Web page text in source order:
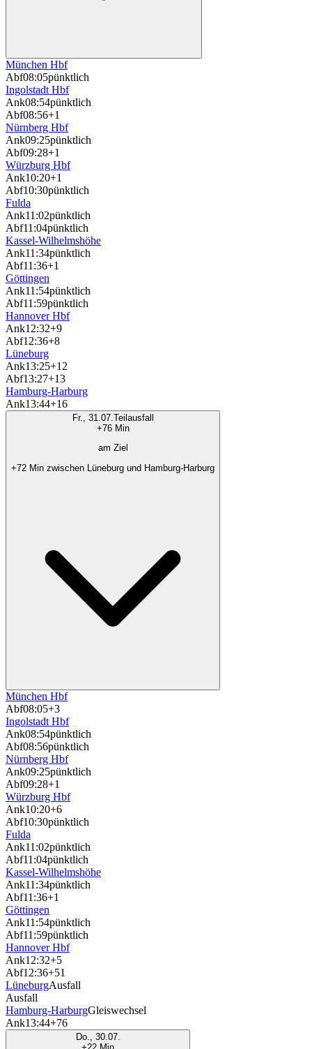
München Hbf
Abf08:05pünktlich
Ingolstadt Hbf
Ank08:54pünktlich
Abf08:56+1
Nürnberg Hbf
Ank09:25pünktlich
Abf09:28+1
Würzburg Hbf
Ank10:20+1
Abf10:30pünktlich
Fulda
Ank11:02pünktlich
Abf11:04pünktlich
Kassel-Wilhelmshöhe
Ank11:34pünktlich
Abf11:36+1
Göttingen
Ank11:54pünktlich
Abf11:59pünktlich
Hannover Hbf
Ank12:32+9
Abf12:36+8
Lüneburg
Ank13:25+12
Abf13:27+13
Hamburg-Harburg
Ank13:44+16
Fr., 31.07.Teilausfall
+76 Min
am Ziel
+72 Min zwischen Lüneburg und Hamburg-Harburg
München Hbf
Abf08:05+3
Ingolstadt Hbf
Ank08:54pünktlich
Abf08:56pünktlich
Nürnberg Hbf
Ank09:25pünktlich
Abf09:28+1
Würzburg Hbf
Ank10:20+6
Abf10:30pünktlich
Fulda
Ank11:02pünktlich
Abf11:04pünktlich
Kassel-Wilhelmshöhe
Ank11:34pünktlich
Abf11:36+1
Göttingen
Ank11:54pünktlich
Abf11:59pünktlich
Hannover Hbf
Ank12:32+5
Abf12:36+51
LüneburgAusfall
Ausfall
Hamburg-HarburgGleiswechsel
Ank13:44+76
Do., 30.07.